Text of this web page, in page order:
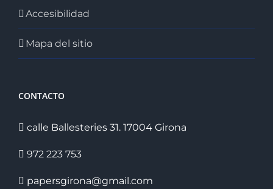
Accesibilidad
Mapa del sitio
CONTACTO
calle Ballesteries 31. 17004 Girona
972 223 753
papersgirona@gmail.com